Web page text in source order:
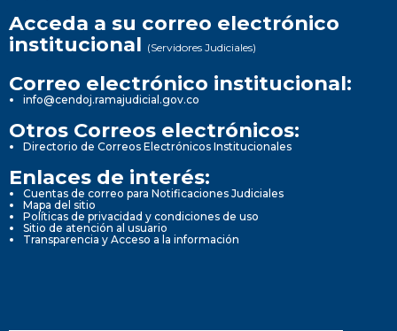
Acceda a su correo electrónico
institucional (Servidores Judiciales)
Correo electrónico institucional:
info@cendoj.ramajudicial.gov.co
Otros Correos electrónicos:
Directorio de Correos Electrónicos Institucionales
Enlaces de interés:
Cuentas de correo para Notificaciones Judiciales
Mapa del sitio
Políticas de privacidad y condiciones de uso
Sitio de atención al usuario
Transparencia y Acceso a la información